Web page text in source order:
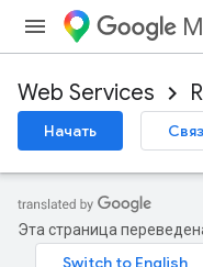
Web Services
Начать
Эта страница